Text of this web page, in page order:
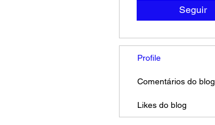
Seguir
Profile
Comentários do blog
Likes do blog